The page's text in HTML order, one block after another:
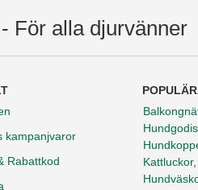
För alla djurvänner
kampanjvaror
Rabattkod
Hundgodis
Kattluckor,